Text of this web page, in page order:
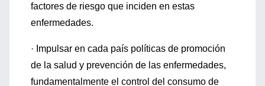
factores de riesgo que inciden en estas
enfermedades.
· Impulsar en cada país políticas de promoción
de la salud y prevención de las enfermedades,
fundamentalmente el control del consumo de